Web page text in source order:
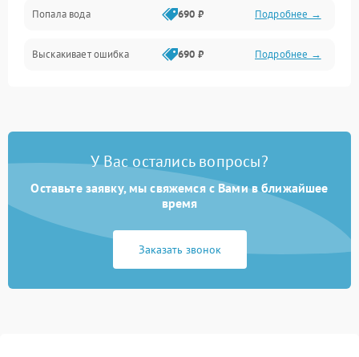
Разговор (микрофон, динамик)
Перегрев и нестабильная работа
Программные сбои
Попала вода 690 ₽ Подробнее →
Выскакивает ошибка 690 ₽ Подробнее →
У Вас остались вопросы?
Оставьте заявку, мы свяжемся с Вами в ближайшее
время
Заказать звонок